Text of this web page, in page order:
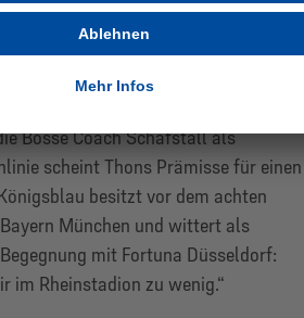
die Europapokal-Qualifikation lange
Bosse Coach Schafstall als
scheint Thons Prämisse für einen
besitzt vor dem achten
München und wittert als
mit Fortuna Düsseldorf:
im Rheinstadion zu wenig.“